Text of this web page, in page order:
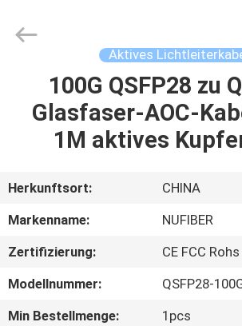
HAUS
PRODUKTE
ÜBER
UNS
FABRIK-
AUSFLUG
Rights
Aktives
100G QSFP28 zu
Glasfaser-AOC-
1M aktives
Herkunftsort:
CHINA
Markenname:
NUFIBER
Zertifizierung:
CE FCC Rohs
Modellnummer:
QSFP28-
Min Bestellmenge:
1pcs